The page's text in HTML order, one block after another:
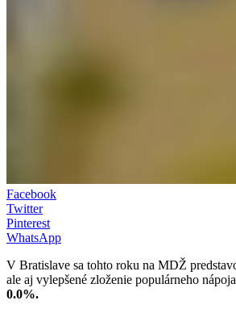
Facebook
Twitter
Pinterest
WhatsApp
V Bratislave sa tohto roku na MDŽ
ale aj vylepšené zloženie populárneho nápoja
0.0%.